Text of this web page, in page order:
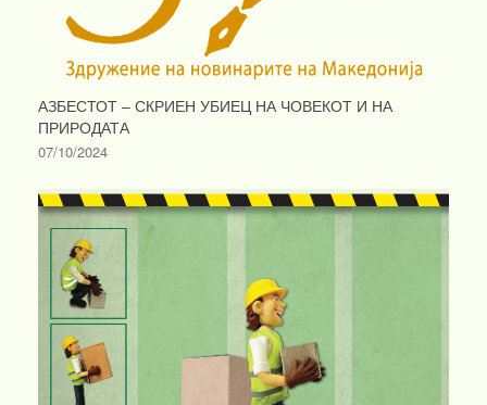
АЗБЕСТОТ – СКРИЕН УБИЕЦ НА ЧОВЕКОТ И НА
ПРИРОДАТА
07/10/2024